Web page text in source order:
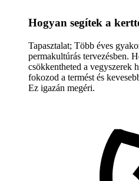
Hogyan segítek a
Tapasztalat; Több éves
permakultúrás tervezésben.
csökkentheted a vegyszerek
fokozod a termést és
Ez igazán megéri.